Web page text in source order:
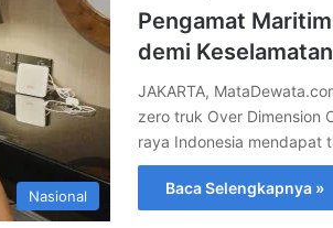
Nasional
Pengamat
demi
JAKARTA,
zero truk Over Dimension
raya Indonesia mendapat
Baca Selengkapnya »